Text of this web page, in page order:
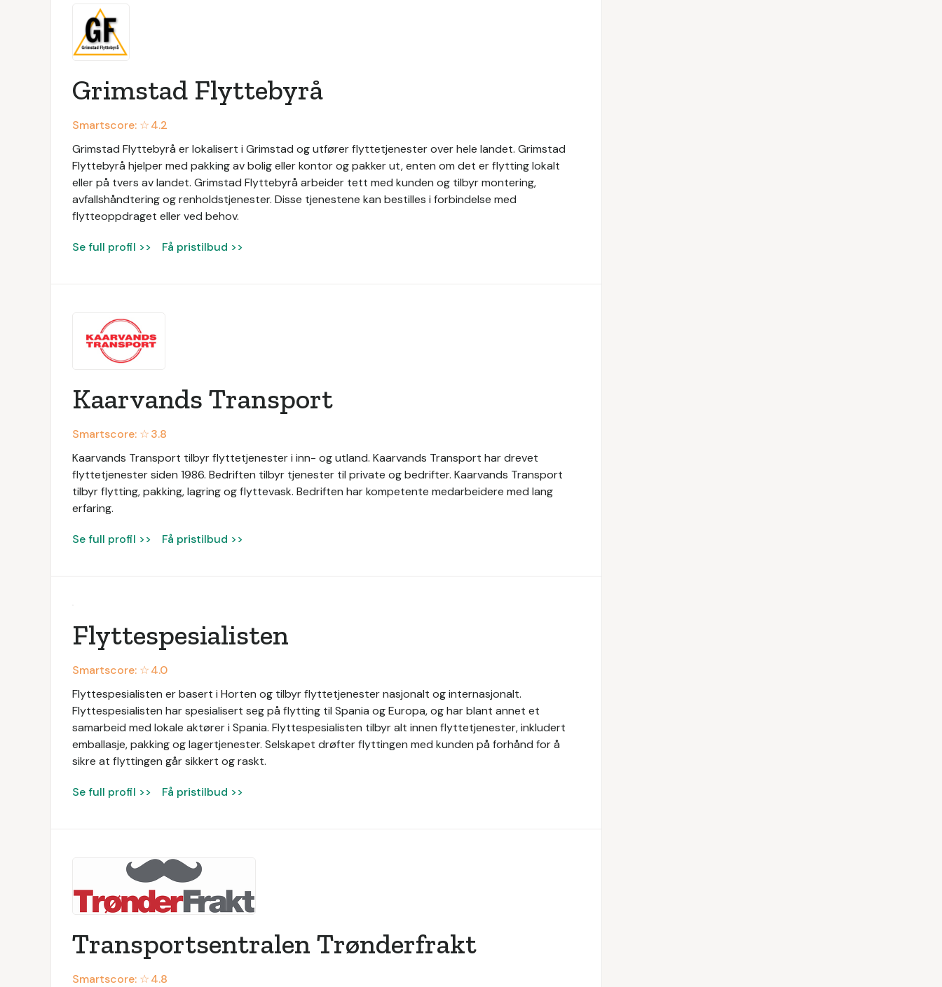
Grimstad Flyttebyrå
Smartscore: ☆4.2
Grimstad Flyttebyrå er lokalisert i Grimstad og utfører flyttetjenester over hele landet. Grimstad
Flyttebyrå hjelper med pakking av bolig eller kontor og pakker ut, enten om det er flytting lokalt
eller på tvers av landet. Grimstad Flyttebyrå arbeider tett med kunden og tilbyr montering,
avfallshåndtering og renholdstjenester. Disse tjenestene kan bestilles i forbindelse med
flytteoppdraget eller ved behov.
Se full profil >> Få pristilbud >>
Kaarvands Transport
Smartscore: ☆3.8
Kaarvands Transport tilbyr flyttetjenester i inn- og utland. Kaarvands Transport har drevet
flyttetjenester siden 1986. Bedriften tilbyr tjenester til private og bedrifter. Kaarvands Transport
tilbyr flytting, pakking, lagring og flyttevask. Bedriften har kompetente medarbeidere med lang
erfaring.
Se full profil >> Få pristilbud >>
Flyttespesialisten
Smartscore: ☆4.0
Flyttespesialisten er basert i Horten og tilbyr flyttetjenester nasjonalt og internasjonalt.
Flyttespesialisten har spesialisert seg på flytting til Spania og Europa, og har blant annet et
samarbeid med lokale aktører i Spania. Flyttespesialisten tilbyr alt innen flyttetjenester, inkludert
emballasje, pakking og lagertjenester. Selskapet drøfter flyttingen med kunden på forhånd for å
sikre at flyttingen går sikkert og raskt.
Se full profil >> Få pristilbud >>
Transportsentralen Trønderfrakt
Smartscore: ☆4.8